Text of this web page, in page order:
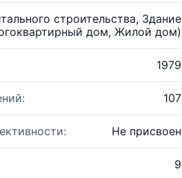
строительства, Здание
дом, Жилой дом)
1979
107
Не присвоен
9